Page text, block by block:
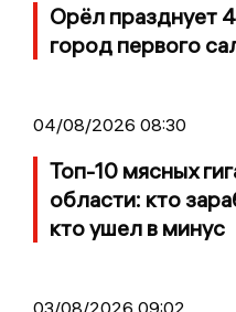
Орёл празднует
город первого
04/08/2026 08:30
Топ-10 мясных
области: кто
кто ушел в минус
03/08/2026 09:02